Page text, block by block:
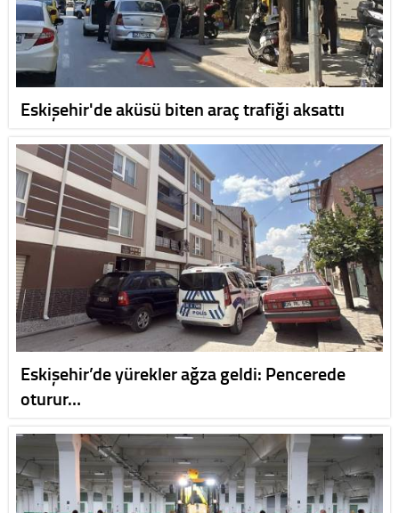
Eskişehir'de aküsü biten araç trafiği aksattı
Eskişehir’de yürekler ağza geldi: Pencerede
oturur…